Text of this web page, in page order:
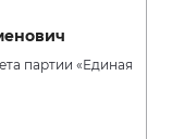
партии «Единая